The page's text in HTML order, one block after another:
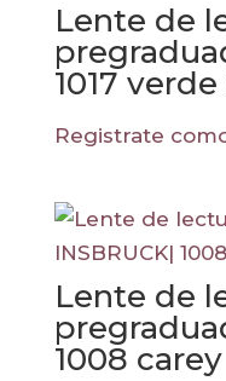
Lente de
1017
Registrate
Lente de
1008 carey